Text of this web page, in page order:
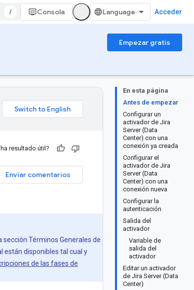
/ Consola Acceder
Empezar gratis
En esta página
Antes de empezar
Configurar un
activador de Jira
Server (Data
Center) con una
conexión ya creada
Configurar el
activador de Jira
Server (Data
Center) con una
conexión nueva
Configurar la
autenticación
Salida del
activador
Variable de
salida del
activador
Editar un activador
de Jira Server (Data
Center)
ha resultado útil?
Enviar comentarios
Términos Generales de
están disponibles tal cual y
de las fases de